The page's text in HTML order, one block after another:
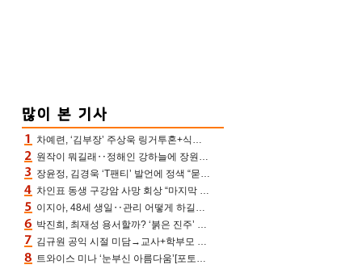
차예련, ‘김부장’ 주상욱 링거투혼+식스팩 비화 “옷 벗는데 아저씨는 안 된다고”(차장금)
원작이 뭐길래‥정해인 강하늘에 장원영까지 참여한 이 영화
장윤정, 김경욱 ‘T팬티’ 발언에 정색 “묻지 않았는데, 그것도 성희롱”(장공장)
차인표 동생 구강암 사망 회상 “마지막 순간 동생 손 잡아준 신애라, 두고두고 고마워” (신애라이프)
이지아, 48세 생일‥관리 어떻게 하길래 놀라운 동안 미모
박진희, 최재성 용서할까? ‘붉은 진주’ 오늘(7일) 결말 나온다
김규원 공익 시절 미담→교사+학부모 추가 미담 속출 “휠체어 탄 아이와 산책도”[종합]
트와이스 미나 ‘눈부신 아름다움’[포토엔HD]